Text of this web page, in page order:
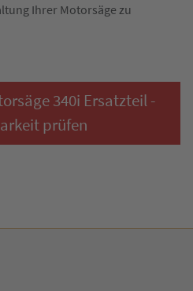
Ihrer Motorsäge zu
340i Ersatzteil -
prüfen